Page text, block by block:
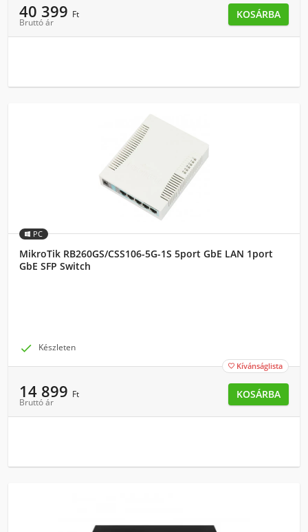
40 399 Ft
Bruttó ár
KOSÁRBA
PC
MikroTik RB260GS/CSS106-5G-1S 5port GbE LAN 1port
GbE SFP Switch
 Készleten
 Kívánságlista
14 899 Ft
Bruttó ár
KOSÁRBA